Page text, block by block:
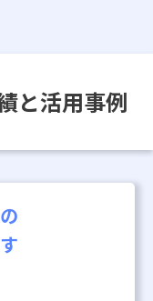
と活用事例